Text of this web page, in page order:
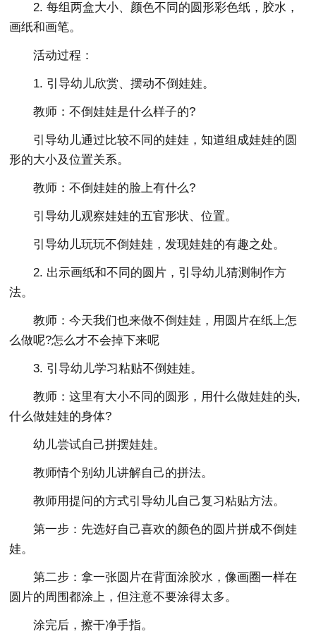
2. 每组两盒大小、颜色不同的圆形彩色纸，胶水，
画纸和画笔。
活动过程：
1. 引导幼儿欣赏、摆动不倒娃娃。
教师：不倒娃娃是什么样子的?
引导幼儿通过比较不同的娃娃，知道组成娃娃的圆
形的大小及位置关系。
教师：不倒娃娃的脸上有什么?
引导幼儿观察娃娃的五官形状、位置。
引导幼儿玩玩不倒娃娃，发现娃娃的有趣之处。
2. 出示画纸和不同的圆片，引导幼儿猜测制作方
法。
教师：今天我们也来做不倒娃娃，用圆片在纸上怎
么做呢?怎么才不会掉下来呢
3. 引导幼儿学习粘贴不倒娃娃。
教师：这里有大小不同的圆形，用什么做娃娃的头,
什么做娃娃的身体?
幼儿尝试自己拼摆娃娃。
教师情个别幼儿讲解自己的拼法。
教师用提问的方式引导幼儿自己复习粘贴方法。
第一步：先选好自己喜欢的颜色的圆片拼成不倒娃
娃。
第二步：拿一张圆片在背面涂胶水，像画圈一样在
圆片的周围都涂上，但注意不要涂得太多。
涂完后，擦干净手指。